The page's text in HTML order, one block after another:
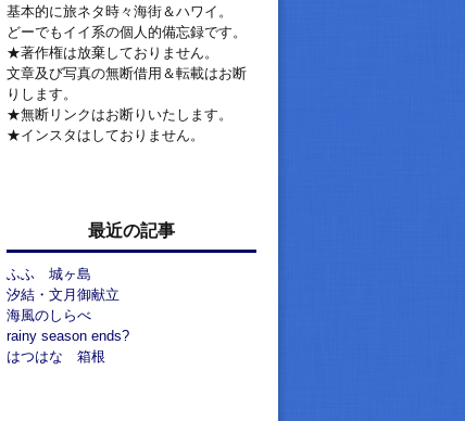
基本的に旅ネタ時々海街＆ハワイ。
どーでもイイ系の個人的備忘録です。
★著作権は放棄しておりません。
文章及び写真の無断借用＆転載はお断
りします。
★無断リンクはお断りいたします。
★インスタはしておりません。
最近の記事
ふふ 城ヶ島
汐結・文月御献立
海風のしらべ
rainy season ends?
はつはな 箱根